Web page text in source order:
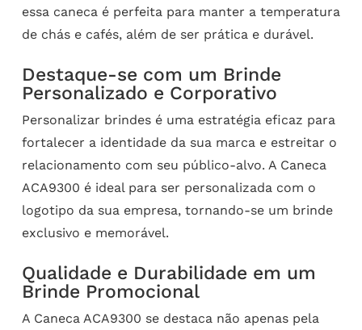
essa caneca é perfeita para manter a temperatura
de chás e cafés, além de ser prática e durável.
Destaque-se com um Brinde
Personalizado e Corporativo
Personalizar brindes é uma estratégia eficaz para
fortalecer a identidade da sua marca e estreitar o
relacionamento com seu público-alvo. A Caneca
ACA9300 é ideal para ser personalizada com o
logotipo da sua empresa, tornando-se um brinde
exclusivo e memorável.
Qualidade e Durabilidade em um
Brinde Promocional
A Caneca ACA9300 se destaca não apenas pela